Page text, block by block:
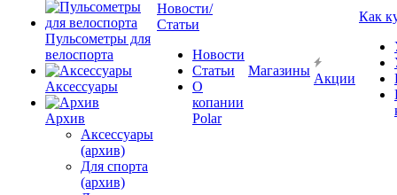
Пульсометры для
велоспорта
Аксессуары
Архив
Аксессуары
(архив)
Для спорта
(архив)
Новости/
Статьи
Новости
Статьи
О
копании
Polar
Магазины
Акции
Как